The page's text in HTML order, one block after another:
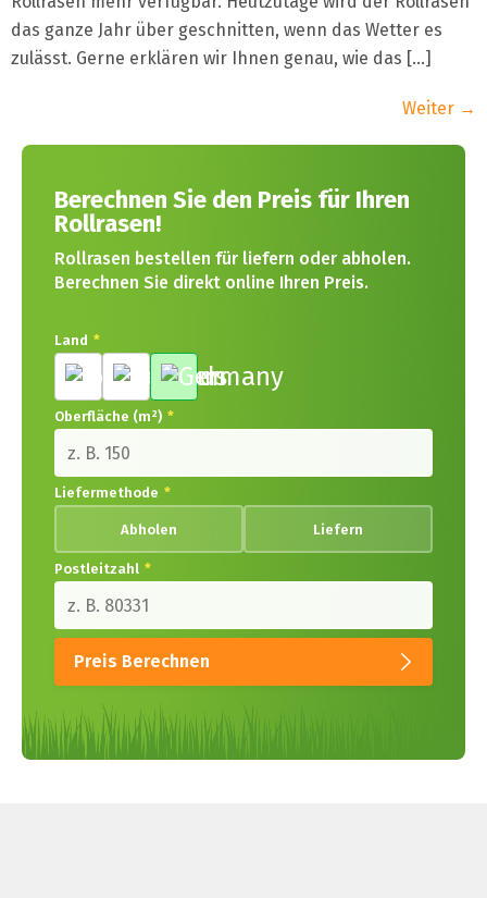
das ganze Jahr über geschnitten, wenn das Wetter es
zulässt. Gerne erklären wir Ihnen genau, wie das […]
Weiter →
Berechnen Sie den Preis für Ihren
Rollrasen!
Rollrasen bestellen für liefern oder abholen.
Berechnen Sie direkt online Ihren Preis.
Land *
Oberfläche (m²) *
Liefermethode *
Abholen Liefern
Postleitzahl *
Preis Berechnen